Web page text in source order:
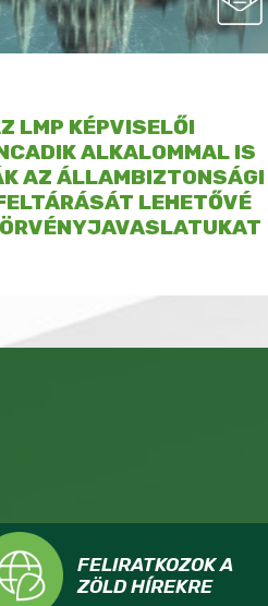
LMP KÉPVISELŐI
ALKALOMMAL IS
AZ ÁLLAMBIZTONSÁGI
LEHETŐVÉ
FELIRATKOZOK A
ZÖLD HÍREKRE